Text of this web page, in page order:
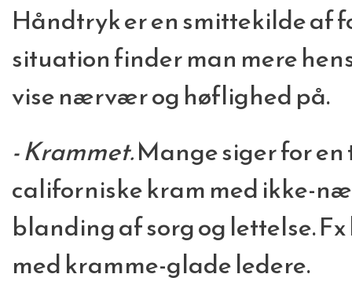
Håndtryk er en smittekilde af
situation finder man mere
vise nærvær og høflighed på.
- Krammet.Mange siger for
californiske kram med ikke-
blanding af sorg og lettelse.
med kramme-glade ledere.